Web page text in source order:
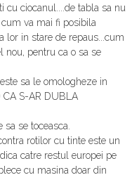
cu ciocanul....de tabla sa nu
cum va mai fi posibila
lor in stare de repaus...cum
nou, pentru ca o sa se
sa le omologheze in
CA S-AR DUBLA
sa se toceasca.
rotilor cu tinte este un
catre restul europei pe
cu masina doar din